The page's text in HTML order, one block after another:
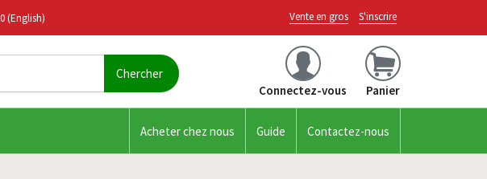
(English) Vente en gros S'inscrire
Connectez-vous Panier
Acheter chez nous Guide Contactez-nous